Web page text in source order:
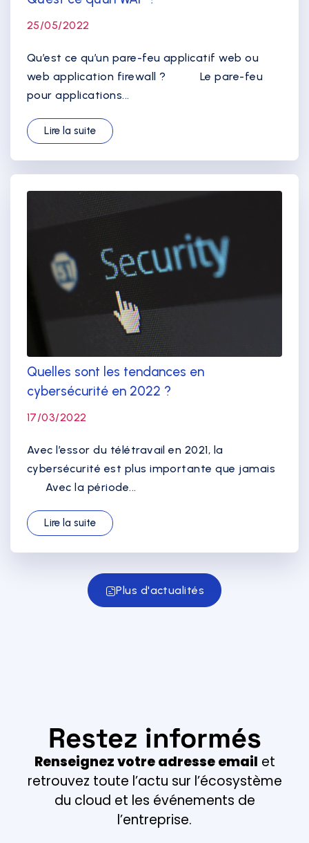
25/05/2022
Qu’est ce qu’un pare-feu applicatif web ou
web application firewall ? Le pare-feu
pour applications...
Lire la suite
Quelles sont les tendances en
cybersécurité en 2022 ?
17/03/2022
Avec l’essor du télétravail en 2021, la
cybersécurité est plus importante que jamais
Avec la période...
Lire la suite
Plus d'actualités
Restez informés
Renseignez votre adresse email et
retrouvez toute l’actu sur l’écosystème
du cloud et les événements de
l’entreprise.